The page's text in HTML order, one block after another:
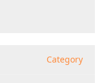
Category